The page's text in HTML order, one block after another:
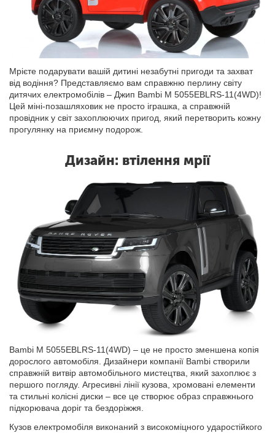
Мрієте подарувати вашій дитині незабутні пригоди та захват
від водіння? Представляємо вам справжню перлину світу
дитячих електромобілів – Джип Bambi M 5055EBLRS-11(4WD)!
Цей міні-позашляховик не просто іграшка, а справжній
провідник у світ захоплюючих пригод, який перетворить кожну
прогулянку на приємну подорож.
Дизайн: втілення мрії
Bambi M 5055EBLRS-11(4WD) – це не просто зменшена копія
дорослого автомобіля. Дизайнери компанії Bambi створили
справжній витвір автомобільного мистецтва, який захоплює з
першого погляду. Агресивні лінії кузова, хромовані елементи
та стильні колісні диски – все це створює образ справжнього
підкорювача доріг та бездоріжжя.
Кузов електромобіля виконаний з високоміцного ударостійкого